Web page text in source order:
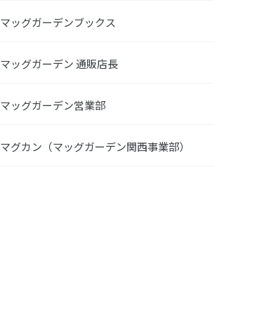
マッグガーデンブックス
マッグガーデン 通販店長
マッグガーデン営業部
マグカン（マッグガーデン関西事業部）